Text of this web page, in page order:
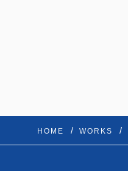
HOME WORKS